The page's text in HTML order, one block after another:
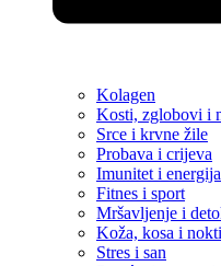
Kolagen
Kosti, zglobovi i
Srce i krvne žile
Probava i crijeva
Imunitet i energija
Fitnes i sport
Mršavljenje i
Koža, kosa i nokti
Stres i san